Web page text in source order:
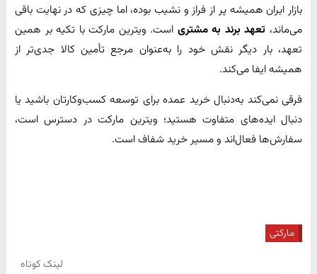
بازار ایران همیشه پر از فراز و نشیب بوده، اما چیزی که در نهایت باقی
می‌ماند، تعهد برند به مشتری است. ویترین مارکت با تکیه بر همین
تعهد، بار دیگر نقش خود را به‌عنوان مرجع تأمین کالا جدی‌تر از
همیشه ایفا می‌کند.
فرقی نمی‌کند به‌دنبال خرید عمده برای توسعه کسب‌وکارتان باشید یا
دنبال ایده‌های متفاوت هستید؛ ویترین مارکت در دسترس است،
سفارش‌ها فعال‌اند و مسیر خرید شفاف است.
مارکتی
لینک کوتاه